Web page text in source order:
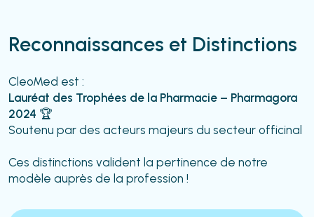
Reconnaissances et Distinctions
CleoMed est :
Lauréat des Trophées de la Pharmacie – Pharmagora
2024 🏆
Soutenu par des acteurs majeurs du secteur officinal
Ces distinctions valident la pertinence de notre
modèle auprès de la profession !